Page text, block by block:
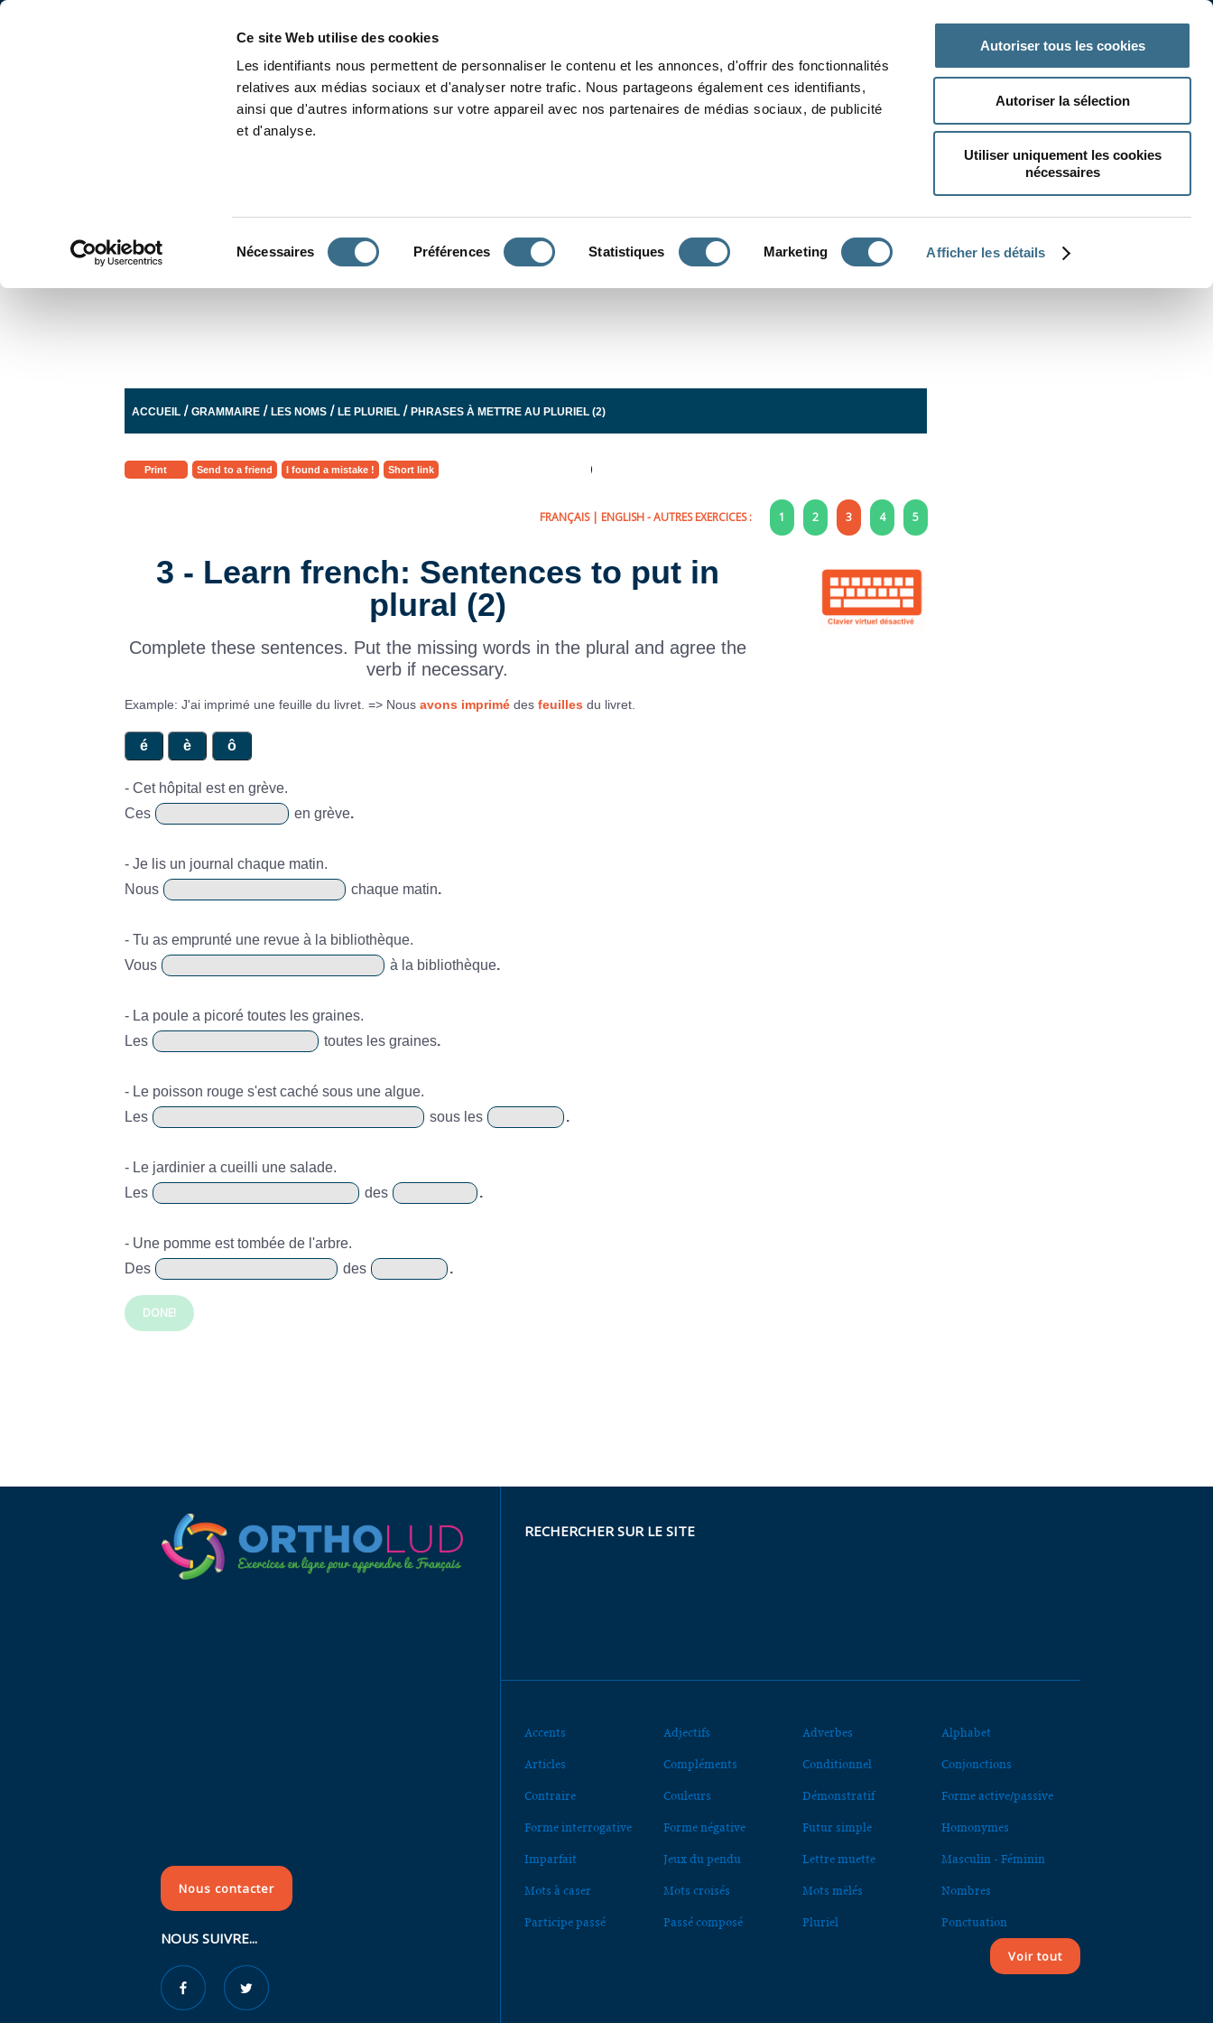
Ce site Web utilise des cookies
Les identifiants nous permettent de personnaliser le contenu et les annonces, d'offrir des fonctionnalités
relatives aux médias sociaux et d'analyser notre trafic. Nous partageons également ces identifiants,
ainsi que d'autres informations sur votre appareil avec nos partenaires de médias sociaux, de publicité
et d'analyse.
Nécessaires Préférences Statistiques Marketing Afficher les détails
Autoriser tous les cookies
Autoriser la sélection
Utiliser uniquement les cookies
nécessaires
ACCUEIL /GRAMMAIRE /LES NOMS /LE PLURIEL /PHRASES À METTRE AU PLURIEL (2)
Print Send to a friend I found a mistake ! Short link
FRANÇAIS| ENGLISH- AUTRES EXERCICES : 1 2 3 4 5
3 - Learn french: Sentences to put in
plural (2)
Complete these sentences. Put the missing words in the plural and agree the
verb if necessary.
Example: J'ai imprimé une feuille du livret. => Nous avons imprimédes feuilles du livret.
- Cet hôpital est en grève.
Ces
en grève.
- Je lis un journal chaque matin.
Nous
chaque matin.
- Tu as emprunté une revue à la bibliothèque.
Vous
à la bibliothèque.
- La poule a picoré toutes les graines.
Les
toutes les graines.
- Le poisson rouge s'est caché sous une algue.
Les
sous les .
- Le jardinier a cueilli une salade.
Les
des .
- Une pomme est tombée de l'arbre.
Des
des .
DONE!
Nous contacter
NOUS SUIVRE...
RECHERCHER SUR LE SITE
Accents Adjectifs Adverbes Alphabet
Articles Compléments Conditionnel Conjonctions
Contraire Couleurs Démonstratif Forme active/passive
Forme interrogative Forme négative Futur simple Homonymes
Imparfait Jeux du pendu Lettre muette Masculin - Féminin
Mots à caser Mots croisés Mots mêlés Nombres
Participe passé Passé composé Pluriel Ponctuation
Voir tout